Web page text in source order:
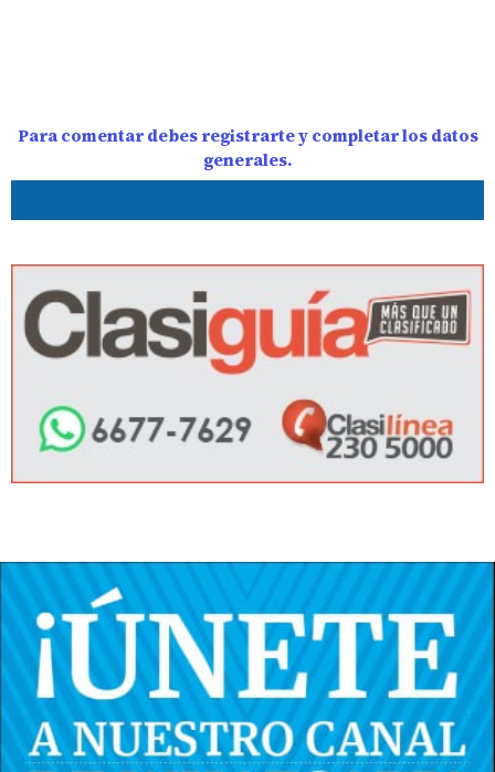
Para comentar debes registrarte y completar los datos
generales.